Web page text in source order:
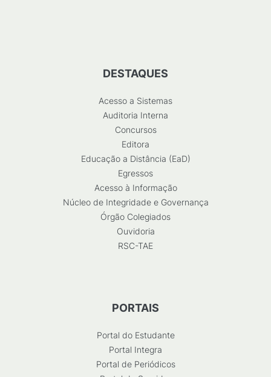
DESTAQUES
Acesso a Sistemas
Auditoria Interna
Concursos
Editora
Educação a Distância (EaD)
Egressos
Acesso à Informação
Núcleo de Integridade e Governança
Órgão Colegiados
Ouvidoria
RSC-TAE
PORTAIS
Portal do Estudante
Portal Integra
Portal de Periódicos